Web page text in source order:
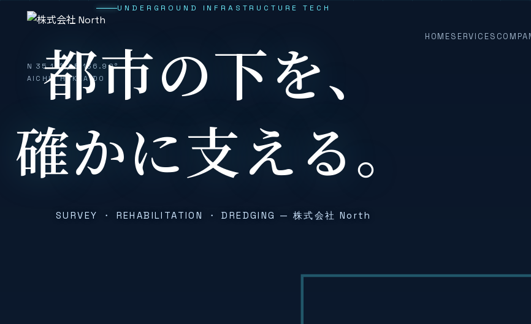
HOMESERVICES
N 35.18° / E 136.90°
AICHI · HOKKAIDO
UNDERGROUND INFRASTRUCTURE TECH
株式会社North｜
都市の下を、
確かに支える。
SURVEY ・ REHABILITATION ・ DREDGING — 株式会社 North